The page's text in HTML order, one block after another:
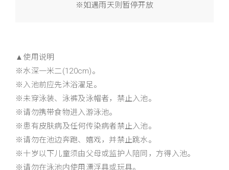
※如遇雨天则暂停开放
▲使用说明
※水深一米二(120cm)。
※入池前应先沐浴濯足。
※未穿泳装、泳裤及泳帽者，禁止入池。
※请勿携带食物进入游泳池。
※患有皮肤病及任何传染病者禁止入池。
※请勿在池边奔跑、嬉戏，并禁止跳水。
※十岁以下儿童须由父母或监护人陪同，方得入池。
※请勿在泳池内使用漂浮具或玩具。